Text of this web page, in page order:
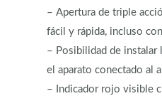
– Apertura de triple
fácil y rápida, incluso
– Posibilidad de instalar
el aparato conectado al
– Indicador rojo visible